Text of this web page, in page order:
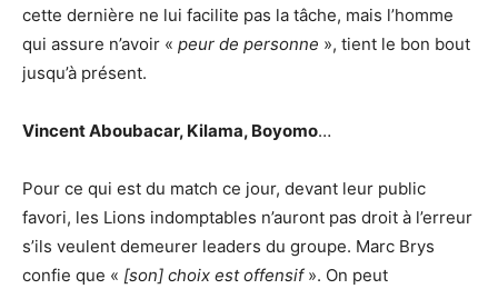
cette dernière ne lui facilite pas la tâche, mais l’homme
qui assure n’avoir « peur de personne », tient le bon bout
jusqu’à présent.
Vincent Aboubacar, Kilama, Boyomo…
Pour ce qui est du match ce jour, devant leur public
favori, les Lions indomptables n’auront pas droit à l’erreur
s’ils veulent demeurer leaders du groupe. Marc Brys
confie que « [son] choix est offensif ». On peut